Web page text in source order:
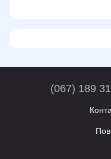
(067) 189